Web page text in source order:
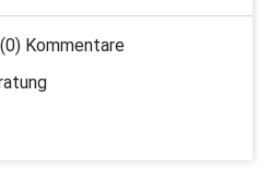
(0) Kommentare